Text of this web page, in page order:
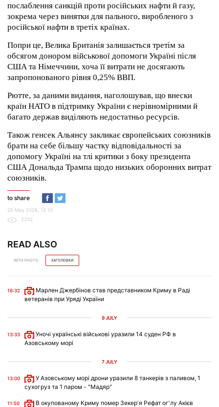
послаблення санкцій проти російських нафти й газу,
зокрема через винятки для пального, виробленого з
російської нафти в третіх країнах.
Попри це, Велика Британія залишається третім за
обсягом донором військової допомоги Україні після
США та Німеччини, хоча її витрати не досягають
запропонованого рівня 0,25% ВВП.
Рютте, за даними видання, наголошував, що внески
країн НАТО в підтримку України є нерівномірними й
багато держав виділяють недостатньо ресурсів.
Також генсек Альянсу закликає європейських союзників
брати на себе більшу частку відповідальності за
допомогу Україні на тлі критики з боку президента
США Дональда Трампа щодо низьких оборонних витрат
союзників.
to share
25 May 2026, 12:10
2202
READ ALSO
WITH PHOTO ЗАГОЛОВКИ
16:32
Марлен Джербінов став представником Криму в Раді
ветеранів при Уряді України
9 JULY
13:33
Уночі українські військові уразили 14 суден РФ в
Азовському морі
7 JULY
13:00
У Азовському морі дрони уразили 8 танкерів з паливом, 1
сухогруз та 1 паром - "Мадяр"
11:50 В окупованому Криму помер Зекерʼя Рефат огʼлу Акієв